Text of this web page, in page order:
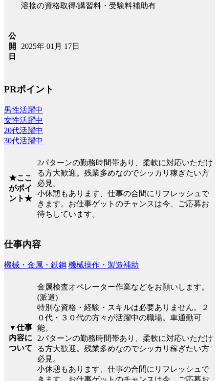
溶接の資格取得/講習料・受験料補助有
公
開
日
2025年 01月 17日
PRポイント
男性活躍中
女性活躍中
20代活躍中
30代活躍中
★ここ
がポイ
ント★
2パターンの勤務時間帯あり、柔軟に対応いただけ
る方大歓迎。残業多めなのでシッカリ稼ぎたい方
必見。
小休憩もあります、仕事の合間にリフレッシュで
きます。お仕事ゲットのチャンスは今、ご応募お
待ちしています。
仕事内容
機械・金属・鉄鋼 機械操作・製造補助
▼仕事
内容に
ついて
金属検査オペレーター作業などをお願いします。
(派遣)
特別な資格・経験・スキルは必要ありません。２
０代・３０代の方々が活躍中の職場。車通勤可
能。
2パターンの勤務時間帯あり、柔軟に対応いただけ
る方大歓迎。残業多めなのでシッカリ稼ぎたい方
必見。
小休憩もあります、仕事の合間にリフレッシュで
きます。お仕事ゲットのチャンスは今、ご応募お